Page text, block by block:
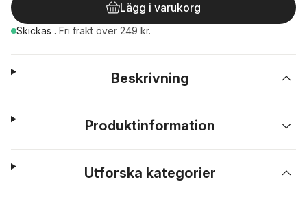
Lägg i varukorg
Skickas . Fri frakt över 249 kr.
Beskrivning
Produktinformation
Utforska kategorier